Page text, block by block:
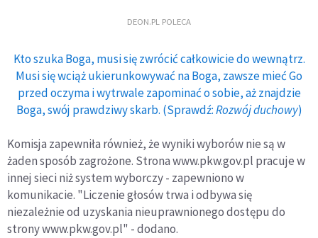
DEON.PL POLECA
Kto szuka Boga, musi się zwrócić całkowicie do wewnątrz.
Musi się wciąż ukierunkowywać na Boga, zawsze mieć Go
przed oczyma i wytrwale zapominać o sobie, aż znajdzie
Boga, swój prawdziwy skarb. (Sprawdź:Rozwój duchowy)
Komisja zapewniła również, że wyniki wyborów nie są w
żaden sposób zagrożone. Strona www.pkw.gov.pl pracuje w
innej sieci niż system wyborczy - zapewniono w
komunikacie. "Liczenie głosów trwa i odbywa się
niezależnie od uzyskania nieuprawnionego dostępu do
strony www.pkw.gov.pl" - dodano.